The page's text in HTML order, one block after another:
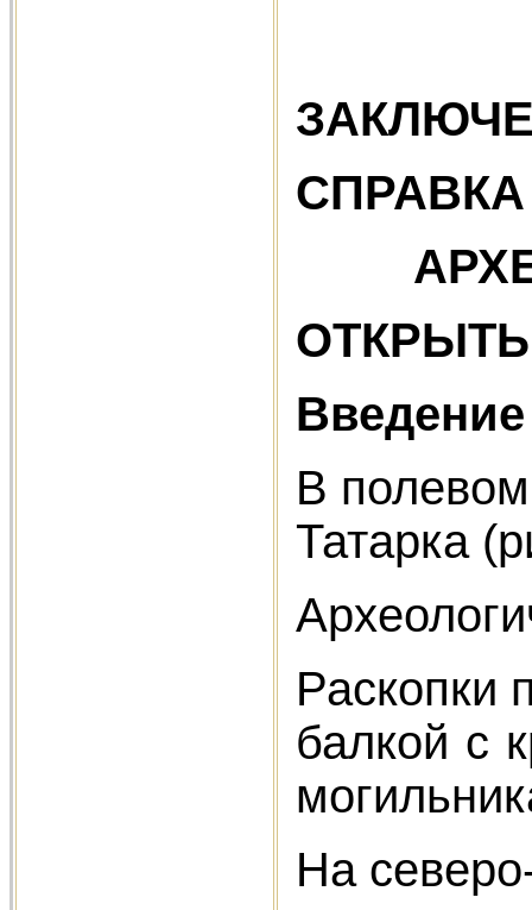
Введение
В
Татарка
Раскопки
балкой с
На